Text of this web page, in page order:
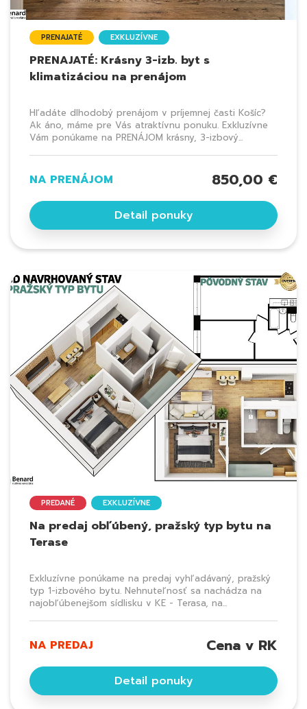
PRENAJATÉ EXKLUZÍVNE
PRENAJATÉ: Krásny 3-izb. byt s
klimatizáciou na prenájom
Hľadáte dlhodobý prenájom v príjemnej časti Košíc?
Ak áno, máme pre Vás atraktívnu ponuku. Exkluzívne
Vám ponúkame na PRENÁJOM krásny, 3-izbový...
NA PRENÁJOM 850,00 €
Detail ponuky
PREDANÉ EXKLUZÍVNE
Na predaj obľúbený, pražský typ bytu na
Terase
Exkluzívne ponúkame na predaj vyhľadávaný, pražský
typ 1-izbového bytu. Nehnuteľnosť sa nachádza na
najobľúbenejšom sídlisku v KE - Terasa, na...
NA PREDAJ Cena v RK
Detail ponuky